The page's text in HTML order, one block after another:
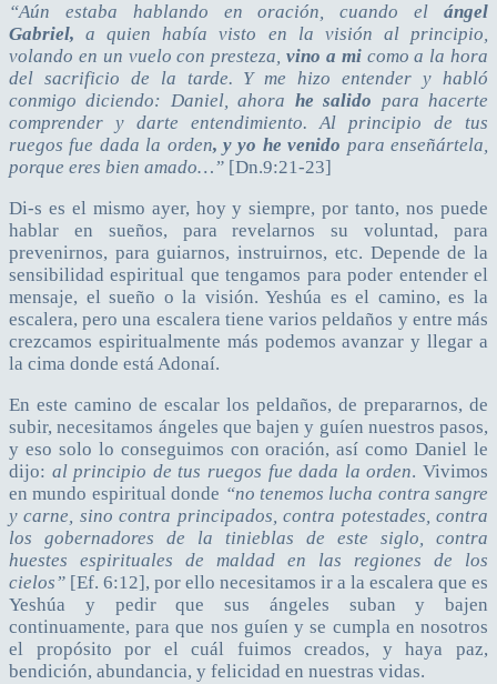
“Aún estaba hablando en oración, cuando el ángel
Gabriel,a quien había visto en la visión al principio,
volando en un vuelo con presteza, vino a micomo a la hora
del sacrificio de la tarde. Y me hizo entender y habló
conmigo diciendo: Daniel, ahora he salido para hacerte
comprender y darte entendimiento. Al principio de tus
ruegos fue dada la orden, y yo he venido para enseñártela,
porque eres bien amado…” [Dn.9:21-23]
Di-s es el mismo ayer, hoy y siempre, por tanto, nos puede
hablar en sueños, para revelarnos su voluntad, para
prevenirnos, para guiarnos, instruirnos, etc. Depende de la
sensibilidad espiritual que tengamos para poder entender el
mensaje, el sueño o la visión. Yeshúa es el camino, es la
escalera, pero una escalera tiene varios peldaños y entre más
crezcamos espiritualmente más podemos avanzar y llegar a
la cima donde está Adonaí.
En este camino de escalar los peldaños, de prepararnos, de
subir, necesitamos ángeles que bajen y guíen nuestros pasos,
y eso solo lo conseguimos con oración, así como Daniel le
dijo: al principio de tus ruegos fue dada la orden. Vivimos
en mundo espiritual donde “no tenemos lucha contra sangre
y carne, sino contra principados, contra potestades, contra
los gobernadores de la tinieblas de este siglo, contra
huestes espirituales de maldad en las regiones de los
cielos” [Ef. 6:12], por ello necesitamos ir a la escalera que es
Yeshúa y pedir que sus ángeles suban y bajen
continuamente, para que nos guíen y se cumpla en nosotros
el propósito por el cuál fuimos creados, y haya paz,
bendición, abundancia, y felicidad en nuestras vidas.